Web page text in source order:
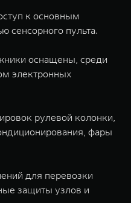
к основным
сенсорного пульта.
оснащены, среди
электронных
рулевой колонки,
фары
для перевозки
защиты узлов и